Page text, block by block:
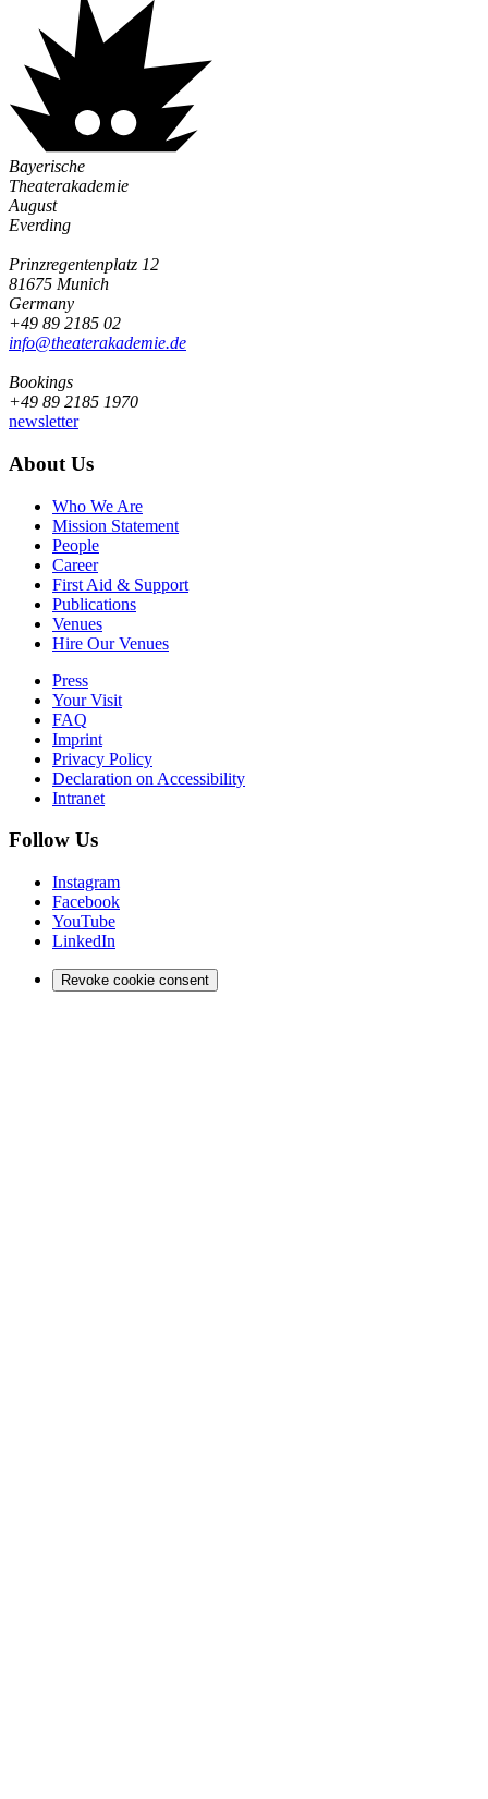
Bayerische
Theaterakademie
August
Everding
Prinzregentenplatz 12
81675 Munich
Germany
+49 89 2185 02
info@­theaterakademie.de
Bookings
+49 89 2185 1970
newsletter
About Us
Who We Are
Mission Statement
People
Career
First Aid & Support
Publications
Venues
Hire Our Venues
Press
Your Visit
FAQ
Imprint
Privacy Policy
Declaration on Accessibility
Intranet
Follow Us
Instagram
Facebook
YouTube
LinkedIn
Revoke cookie consent